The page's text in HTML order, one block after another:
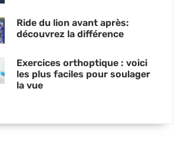
Ride du lion avant après:
découvrez la différence
Exercices orthoptique : voici
les plus faciles pour soulager
la vue